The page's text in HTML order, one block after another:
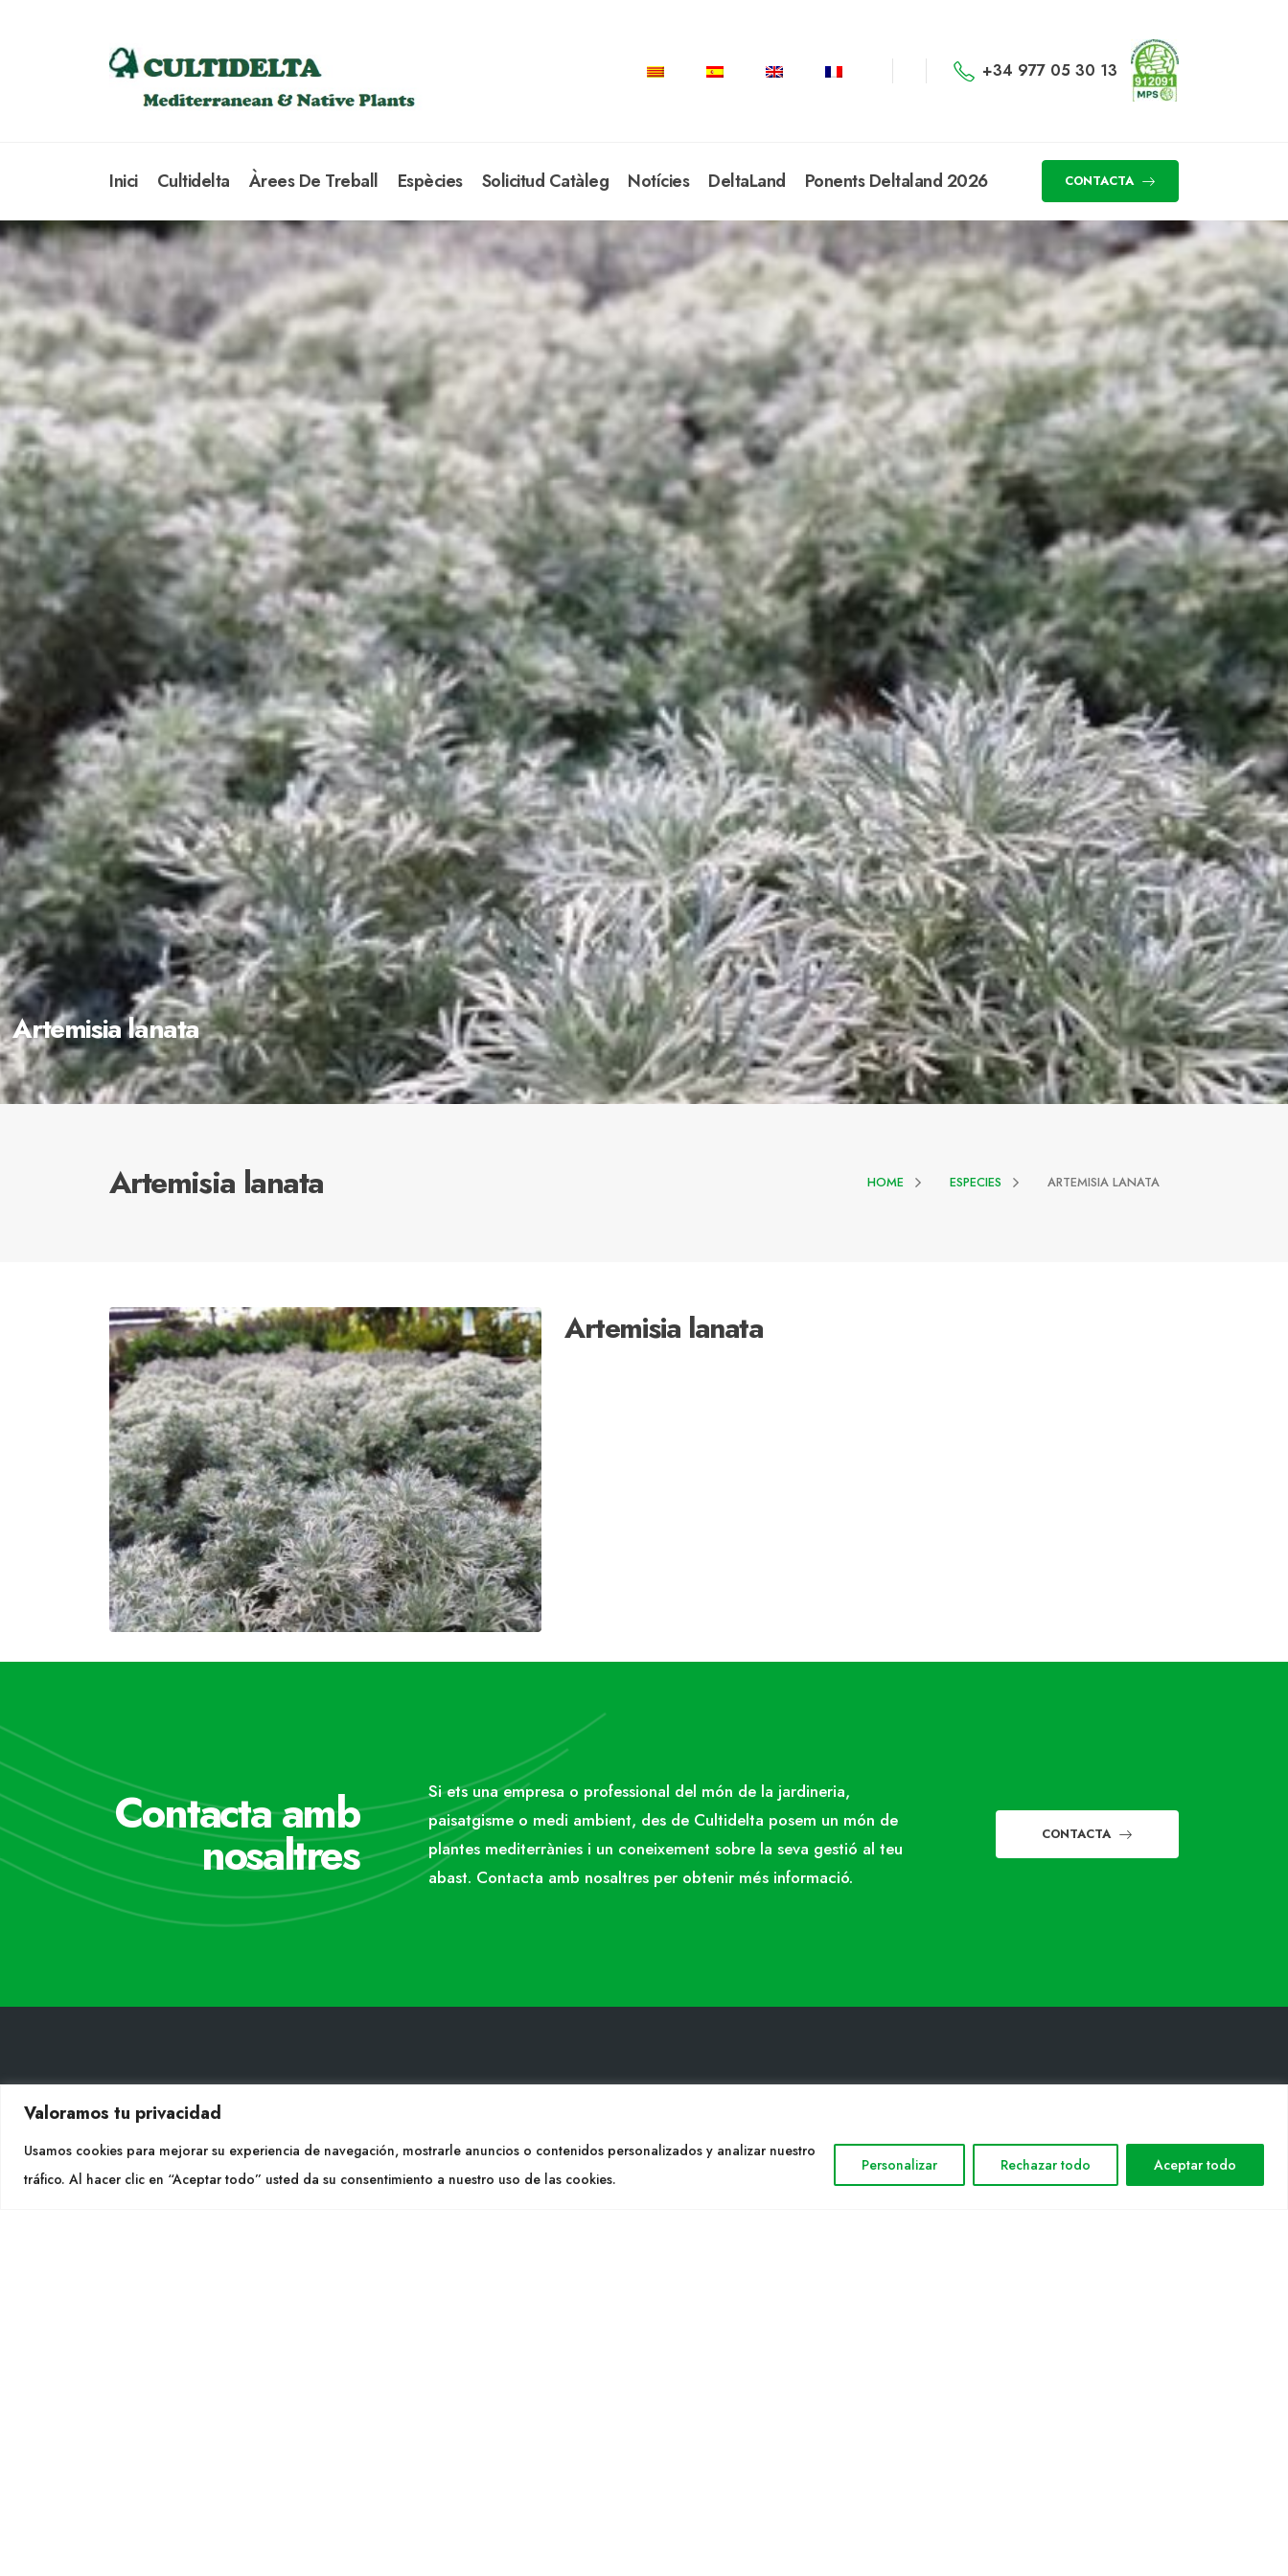
Valoramos tu privacidad
Usamos cookies para mejorar su experiencia de navegación, mostrarle anuncios o contenidos personalizados y analizar nuestro
tráfico. Al hacer clic en “Aceptar todo” usted da su consentimiento a nuestro uso de las cookies.
Personalizar Rechazar todo Aceptar todo
+34 977 05 30 13
Inici Cultidelta Àrees De Treball Espècies Solicitud Catàleg Notícies DeltaLand Ponents Deltaland 2026 CONTACTA
Artemisia lanata
Artemisia lanata HOME ESPECIES ARTEMISIA LANATA
Artemisia lanata
Contacta amb
nosaltres
Si ets una empresa o professional del món de la jardineria,
paisatgisme o medi ambient, des de Cultidelta posem un món de
plantes mediterrànies i un coneixement sobre la seva gestió al teu
abast. Contacta amb nosaltres per obtenir més informació.
CONTACTA
Tel. +34 977053013
info@cultidelta.com
Cultidelta
Avis legal
Política de privacitat